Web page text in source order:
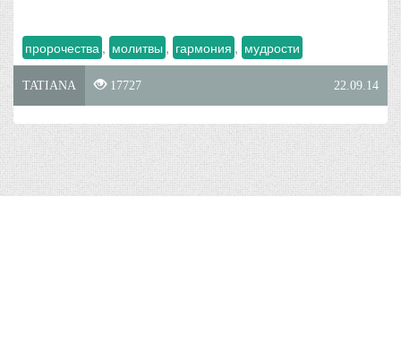
пророчества , молитвы , гармония , мудрости
TATIANA 17727 22.09.14